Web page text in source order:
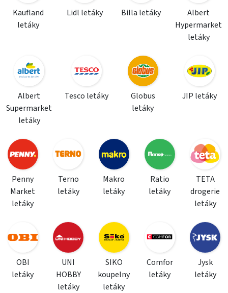
Kaufland
letáky
Lidl letáky Billa letáky
Albert
Hypermarket
letáky
Albert
Supermarket
letáky
Tesco letáky
Globus
letáky
JIP letáky
Penny
Market
letáky
Terno
letáky
Makro
letáky
Ratio
letáky
TETA
drogerie
letáky
OBI
letáky
UNI
HOBBY
letáky
SIKO
koupelny
letáky
Comfor
letáky
Jysk
letáky